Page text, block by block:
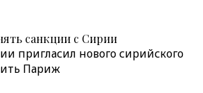
санкции с Сирии
пригласил нового сирийского
Париж